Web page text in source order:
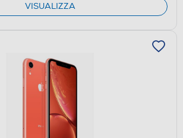
VISUALIZZA